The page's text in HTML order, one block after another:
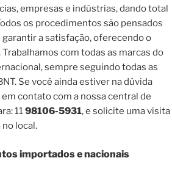
empresas e indústrias, dando total
os procedimentos são pensados
a satisfação, oferecendo o
com todas as marcas do
sempre seguindo todas as
Se você ainda estiver na dúvida
contato com a nossa central de
1198106-5931, e solicite uma visita
local.
importados e nacionais